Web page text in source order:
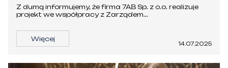
Z dumą informujemy, że firma 7AB Sp. z o.o. realizuje
projekt we współpracy z Zarządem...
Więcej
14.07.2025